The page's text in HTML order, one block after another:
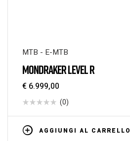
MTB - E-MTB
MONDRAKER LEVEL R
€ 6.999,00
(0)
AGGIUNGI AL CARRELLO